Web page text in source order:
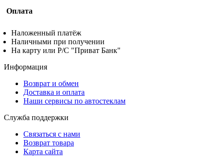
Оплата
Наложенный платёж
Наличными при получении
На карту или Р/С "Приват Банк"
Информация
Возврат и обмен
Доставка и оплата
Наши сервисы по автостеклам
Служба поддержки
Связаться с нами
Возврат товара
Карта сайта